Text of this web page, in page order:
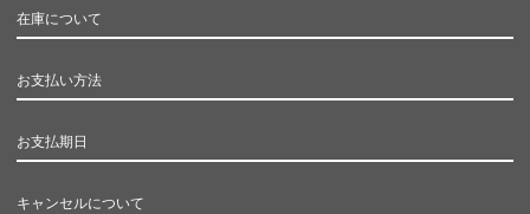
在庫について
お支払い方法
お支払期日
キャンセルについて